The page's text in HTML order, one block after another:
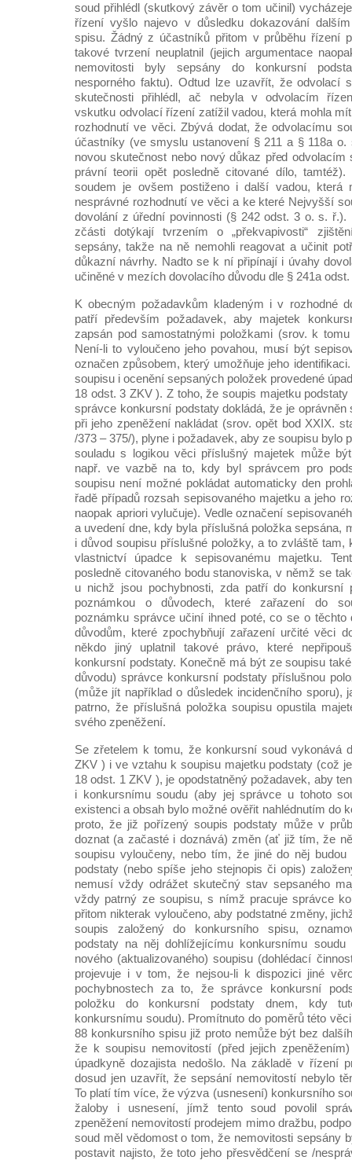
soud přihlédl (skutkový závěr o tom učinil)
řízení vyšlo najevo v důsledku dokazování
spisu. Žádný z účastníků přitom v průběhu řízení
takové tvrzení neuplatnil (jejich argumentace
nemovitosti byly sepsány do konkursní
nesporného faktu). Odtud lze uzavřít, že odvolací
skutečnosti přihlédl, ač nebyla v odvolacím
vskutku odvolací řízení zatížil vadou, která mohla
rozhodnutí ve věci. Zbývá dodat, že odvolacímu
účastníky (ve smyslu ustanovení § 211 a § 118a
novou skutečnost nebo nový důkaz před odvolacím
právní teorii opět posledně citované dílo,
soudem je ovšem postiženo i další vadou, která
nesprávné rozhodnutí ve věci a ke které Nejvyšší
dovolání z úřední povinnosti (§ 242 odst. 3 o. s. ř.).
zčásti dotýkají tvrzením o „překvapivosti“
sepsány, takže na ně nemohli reagovat a učinit
důkazní návrhy. Nadto se k ní připínají i úvahy
učiněné v mezích dovolacího důvodu dle § 241a
K obecným požadavkům kladeným i v rozhodné
patří především požadavek, aby majetek
zapsán pod samostatnými položkami (srov. k
Není-li to vyloučeno jeho povahou, musí být
označen způsobem, který umožňuje jeho
soupisu i ocenění sepsaných položek provedené
18 odst. 3 ZKV ). Z toho, že soupis majetku
správce konkursní podstaty dokládá, že je
při jeho zpeněžení nakládat (srov. opět bod XXIX.
/373 – 375/), plyne i požadavek, aby ze soupisu bylo
souladu s logikou věci příslušný majetek může
např. ve vazbě na to, kdy byl správcem pro
soupisu není možné pokládat automaticky den
řadě případů rozsah sepisovaného majetku a jeho
naopak apriori vylučuje). Vedle označení
a uvedení dne, kdy byla příslušná položka sepsána,
i důvod soupisu příslušné položky, a to zvláště tam,
vlastnictví úpadce k sepisovanému majetku.
posledně citovaného bodu stanoviska, v němž se
u nichž jsou pochybnosti, zda patří do konkursní
poznámkou o důvodech, které zařazení do
poznámku správce učiní ihned poté, co se o
důvodům, které zpochybňují zařazení určité věci
někdo jiný uplatnil takové právo, které
konkursní podstaty. Konečně má být ze soupisu
důvodu) správce konkursní podstaty příslušnou
(může jít například o důsledek incidenčního sporu),
patrno, že příslušná položka soupisu opustila
svého zpeněžení.
Se zřetelem k tomu, že konkursní soud vykonává
ZKV ) i ve vztahu k soupisu majetku podstaty (což
18 odst. 1 ZKV ), je opodstatněný požadavek, aby
i konkursnímu soudu (aby jej správce u tohoto
existenci a obsah bylo možné ověřit nahlédnutím do
proto, že již pořízený soupis podstaty může v
doznat (a začasté i doznává) změn (ať již tím, že
soupisu vyloučeny, nebo tím, že jiné do něj budou
podstaty (nebo spíše jeho stejnopis či opis)
nemusí vždy odrážet skutečný stav sepsaného
vždy patrný ze soupisu, s nímž pracuje správce
přitom nikterak vyloučeno, aby podstatné změny,
soupis založený do konkursního spisu,
podstaty na něj dohlížejícímu konkursnímu
nového (aktualizovaného) soupisu (dohlédací
projevuje i v tom, že nejsou-li k dispozici jiné
pochybnostech za to, že správce konkursní
položku do konkursní podstaty dnem, kdy
konkursnímu soudu). Promítnuto do poměrů této
88 konkursního spisu již proto nemůže být bez
že k soupisu nemovitostí (před jejich
úpadkyně dozajista nedošlo. Na základě v řízení
dosud jen uzavřít, že sepsání nemovitostí nebylo
To platí tím více, že výzva (usnesení) konkursního
žaloby i usnesení, jímž tento soud povolil
zpeněžení nemovitostí prodejem mimo dražbu,
soud měl vědomost o tom, že nemovitosti sepsány
postavit najisto, že toto jeho přesvědčení se /